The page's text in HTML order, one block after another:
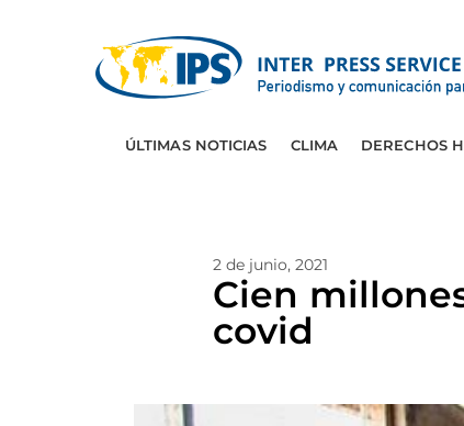
ÚLTIMAS NOTICIAS CLIMA DERECHOS
2 de junio, 2021
Cien
covid